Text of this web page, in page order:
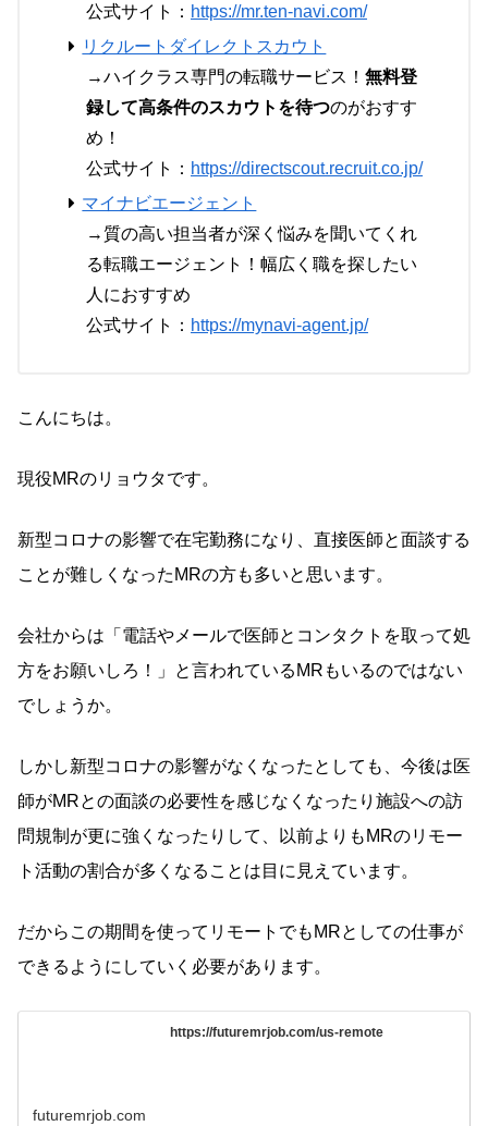
公式サイト： https://mr.ten-navi.com/
リクルートダイレクトスカウト
→ハイクラス専門の転職サービス！ 無料登
録して高条件のスカウトを待つのがおすす
め！
公式サイト： https://directscout.recruit.co.jp/
マイナビエージェント
→質の高い担当者が深く悩みを聞いてくれ
る転職エージェント！幅広く職を探したい
人におすすめ
公式サイト： https://mynavi-agent.jp/
こんにちは。
現役MRのリョウタです。
新型コロナの影響で在宅勤務になり、直接医師と面談する
ことが難しくなったMRの方も多いと思います。
会社からは「電話やメールで医師とコンタクトを取って処
方をお願いしろ！」と言われているMRもいるのではない
でしょうか。
しかし新型コロナの影響がなくなったとしても、今後は医
師がMRとの面談の必要性を感じなくなったり施設への訪
問規制が更に強くなったりして、以前よりもMRのリモー
ト活動の割合が多くなることは目に見えています。
だからこの期間を使ってリモートでもMRとしての仕事が
できるようにしていく必要があります。
https://futuremrjob.com/us-remote
futuremrjob.com